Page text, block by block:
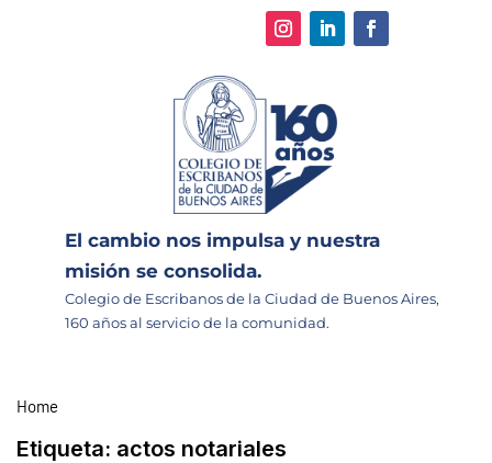
El cambio nos impulsa y nuestra
misión se consolida.
Colegio de Escribanos de la Ciudad de Buenos Aires,
160 años al servicio de la comunidad.
Home
Etiqueta: actos notariales